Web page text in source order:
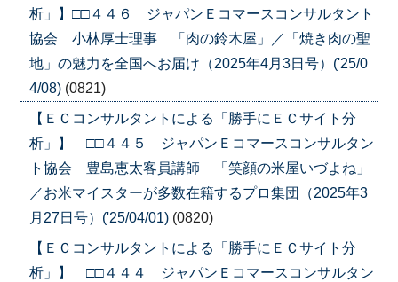
析」】□□４４６ ジャパンＥコマースコンサルタント
協会 小林厚士理事 「肉の鈴木屋」／「焼き肉の聖
地」の魅力を全国へお届け（2025年4月3日号）('25/0
4/08) (0821)
【ＥＣコンサルタントによる「勝手にＥＣサイト分
析」】 □□４４５ ジャパンＥコマースコンサルタン
ト協会 豊島恵太客員講師 「笑顔の米屋いづよね」
／お米マイスターが多数在籍するプロ集団（2025年3
月27日号）('25/04/01) (0820)
【ＥＣコンサルタントによる「勝手にＥＣサイト分
析」】 □□４４４ ジャパンＥコマースコンサルタン